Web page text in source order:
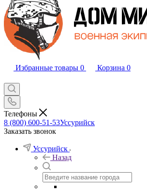
Избранные товары 0 Корзина 0
Телефоны
8 (800) 600-51-53Уссурийск
Заказать звонок
Уссурийск
Назад